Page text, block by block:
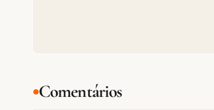
Comentários